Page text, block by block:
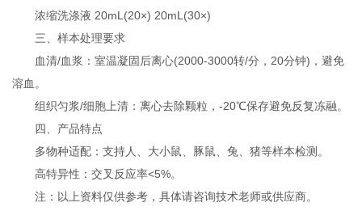
浓缩洗涤液 20mL(20×) 20mL(30×)
三、样本处理要求‌
血清/血浆‌：室温凝固后离心(2000-3000转/分，20分钟)，避免
溶血。
组织匀浆/细胞上清‌：离心去除颗粒，-20℃保存避免反复冻融。
四、产品特点‌
多物种适配‌：支持人、大小鼠、豚鼠、兔、猪等样本检测。
高特异性‌：交叉反应率<5%。
注：以上资料仅供参考，具体请咨询技术老师或供应商。